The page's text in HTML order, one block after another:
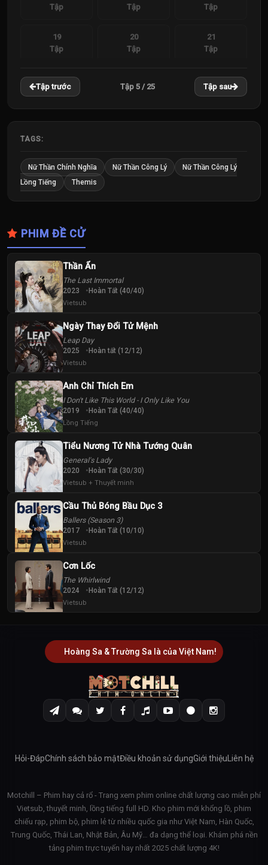
Tập
Tập
Tập
19
Tập
20
Tập
21
Tập
22
Tập
Tập
24
Tập
25
Tập trước Tập 5 / 25 Tập sau
TAGS:
Nữ Thần Chính Nghĩa Nữ Thần Công Lý
Nữ Thần Công Lý
Lồng Tiếng
Themis
PHIM ĐỀ CỬ
Thần Ẩn
The Last Immortal
2023 Hoàn Tất (40/40)
Vietsub
Ngày Thay Đổi Tử Mệnh
Leap Day
2025 Hoàn tất (12/12)
Vietsub
Anh Chỉ Thích Em
I Don't Like This World - I Only Like You
2019 Hoàn Tất (40/40)
Lồng Tiếng
Tiểu Nương Tử Nhà Tướng Quân
General's Lady
2020 Hoàn Tất (30/30)
Vietsub + Thuyết minh
Cầu Thủ Bóng Bầu Dục 3
Ballers (Season 3)
2017 Hoàn Tất (10/10)
Vietsub
Cơn Lốc
The Whirlwind
2024 Hoàn Tất (12/12)
Vietsub
Hoàng Sa & Trường Sa là của Việt Nam!
Hỏi-ĐápChính sách bảo mậtĐiều khoản sử dụngGiới thiệu Liên hệ
Motchill – Phim hay cả rổ - Trang xem phim online chất lượng cao miễn phí
Vietsub, thuyết minh, lồng tiếng full HD. Kho phim mới khổng lồ, phim
chiếu rạp, phim bộ, phim lẻ từ nhiều quốc gia như Việt Nam, Hàn Quốc,
Trung Quốc, Thái Lan, Nhật Bản, Âu Mỹ… đa dạng thể loại. Khám phá nền
tảng phim trực tuyến hay nhất 2025 chất lượng 4K!